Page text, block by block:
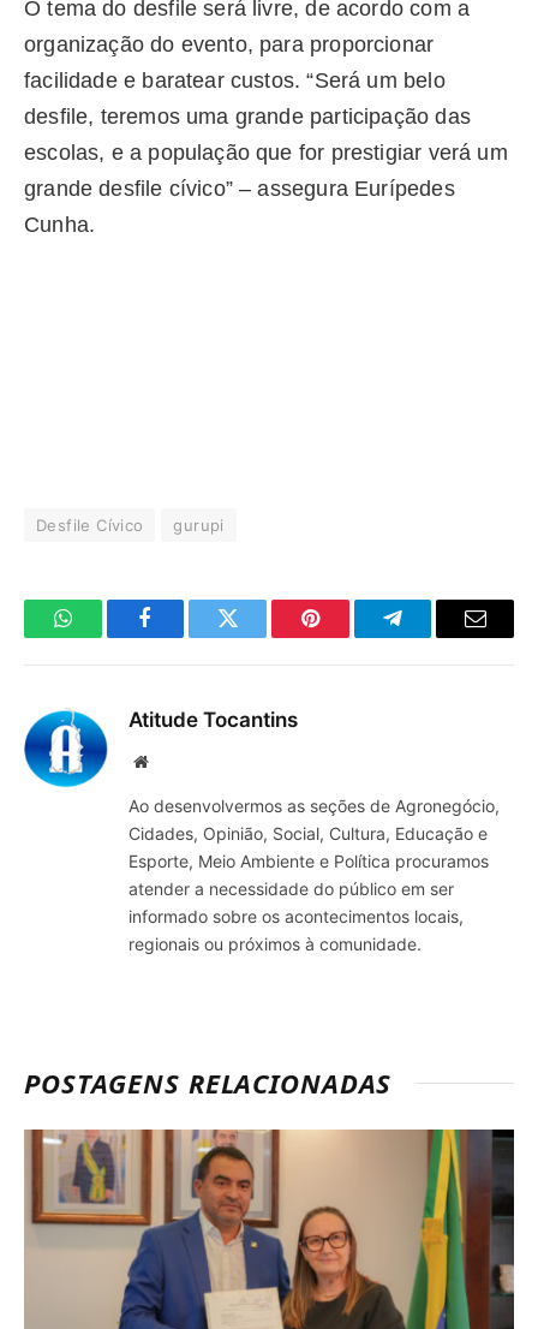
O tema do desfile será livre, de acordo com a
organização do evento, para proporcionar
facilidade e baratear custos. “Será um belo
desfile, teremos uma grande participação das
escolas, e a população que for prestigiar verá um
grande desfile cívico” – assegura Eurípedes
Cunha.
Desfile Cívico gurupi
WhatsAppFacebookTwitter Pinterest TelegramaE-
Atitude Tocantins
Site
Ao desenvolvermos as seções de Agronegócio,
Cidades, Opinião, Social, Cultura, Educação e
Esporte, Meio Ambiente e Política procuramos
atender a necessidade do público em ser
informado sobre os acontecimentos locais,
regionais ou próximos à comunidade.
POSTAGENS RELACIONADAS